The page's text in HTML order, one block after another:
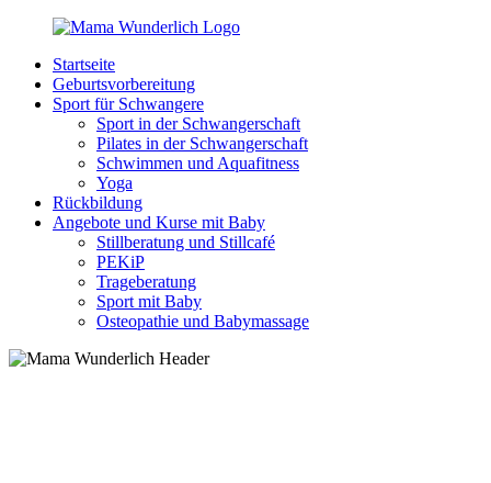
Zurück
Inhalt
MamaWunderlich.de
Mutti
sein
wunderbar!
Startseite
Geburtsvorbereitung
Sport für Schwangere
Sport in der Schwangerschaft
Pilates in der Schwangerschaft
Schwimmen und Aquafitness
Yoga
Rückbildung
Angebote und Kurse mit Baby
Stillberatung und Stillcafé
PEKiP
Trageberatung
Sport mit Baby
Osteopathie und Babymassage